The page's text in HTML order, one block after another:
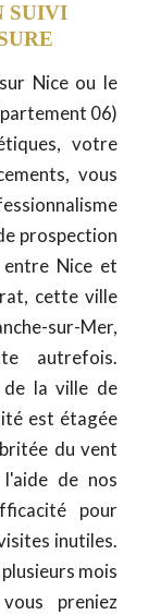
SUIVI
Nice ou le
06)
votre
vous
prospection
entre Nice et
cette ville
sur-Mer,
autrefois.
de la ville de
est étagée
du vent
de nos
pour
inutiles.
mois
preniez